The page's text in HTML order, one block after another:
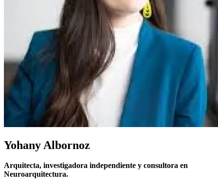
Yohany Albornoz
Arquitecta, investigadora independiente y consultora en
Neuroarquitectura.